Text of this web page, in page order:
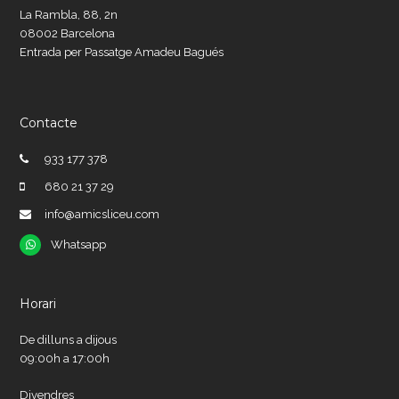
La Rambla, 88, 2n
08002 Barcelona
Entrada per Passatge Amadeu Bagués
Contacte
933 177 378
680 21 37 29
info@amicsliceu.com
Whatsapp
Whatsapp
Horari
De dilluns a dijous
09:00h a 17:00h
Divendres